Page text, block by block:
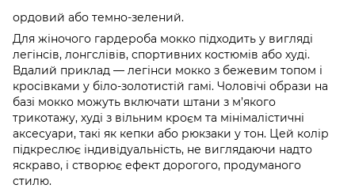
ордовий або темно-зелений.
Для жіночого гардероба мокко підходить у вигляді
легінсів, лонгслівів, спортивних костюмів або худі.
Вдалий приклад — легінси мокко з бежевим топом і
кросівками у біло-золотистій гамі. Чоловічі образи на
базі мокко можуть включати штани з м’якого
трикотажу, худі з вільним кроєм та мінімалістичні
аксесуари, такі як кепки або рюкзаки у тон. Цей колір
підкреслює індивідуальність, не виглядаючи надто
яскраво, і створює ефект дорогого, продуманого
стилю.